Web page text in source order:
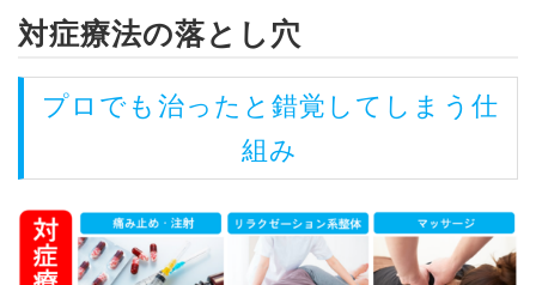
対症療法の落とし穴
プロでも治ったと錯覚してしまう仕
組み